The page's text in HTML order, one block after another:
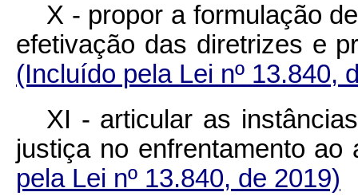
X - propor a formulação
efetivação das diretrizes
(Incluído pela Lei nº 13.840,
XI - articular as
justiça no
pela Lei nº 13.840, de 2019)